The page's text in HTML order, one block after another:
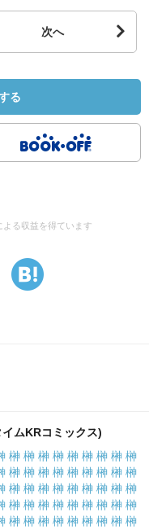
次へ
る
る収益を得ています
ムKRコミックス)
榊 榊 榊 榊 榊 榊 榊 榊 榊
榊 榊 榊 榊 榊 榊 榊 榊 榊
榊 榊 榊 榊 榊 榊 榊 榊 榊
榊 榊 榊 榊 榊 榊 榊 榊 榊
榊 榊 榊 榊 榊 榊 榊 榊 榊